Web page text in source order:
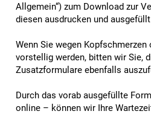
Allgemein“) zum Download zur
diesen ausdrucken und
Wenn Sie wegen
vorstellig werden, bitten wir Sie,
Zusatzformulare ebenfalls
Durch das vorab ausgefüllte
online – können wir Ihre